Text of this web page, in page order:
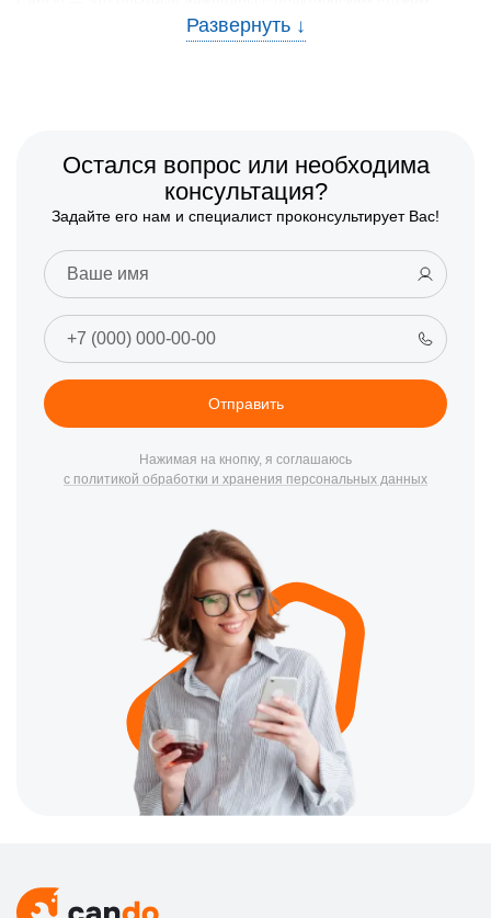
более семи лет, которые регулярно повышают свою
квалификацию и применяют исключительно оригинальные
🧰 Сервисное обслуживание мониторов:
услуги и бренды в Казани
В мастерской CanDo мы успешно ликвидируем любые
аппаратные и системные неисправности: от стандартных
поломок разъемов до сложной замены ламп подсветки,
восстановления матриц и ремонта плат управления. Наша
квалификация позволяет обслуживать мониторы всех
популярных марок. Мы проводим ремонт мониторов Acer,
Asus, DEXP, а также BenQ, Dell и Samsung. Мы также берем в
работу оборудование Philips, MSI, LG и HP. Кроме того, в
Казани мы чиним технику Асер, Асус, Дексп, Бенкью, Делл,
Каждый этап работ строго контролируется техниками.
Для удобства клиентов мы поддерживаем широкий
производителей и оперативно заказываем редкие узлы, чтобы
максимально сократить сроки ожидания. Если нужной
запчасти нет на складе, мы обеспечим её быструю доставку
напрямую от производителя; при этом вся информация по
срокам и итоговой стоимости предоставляется мастером
заблаговременно до начала всех работ. Наш центр ремонта
мониторов в Казани возвращает технику к жизни даже после
критических повреждений матриц и электроники.
⭐ Почему выбирают наш сервис
мониторов в Казани
Официальная гарантия — до 3 лет на все
только за реальный результат в нашем центре в Казани
Остался вопрос или необходима
консультация?
Задайте его нам и специалист проконсультирует Вас!
Отправить
Нажимая на кнопку, я соглашаюсь
с политикой обработки и хранения персональных данных